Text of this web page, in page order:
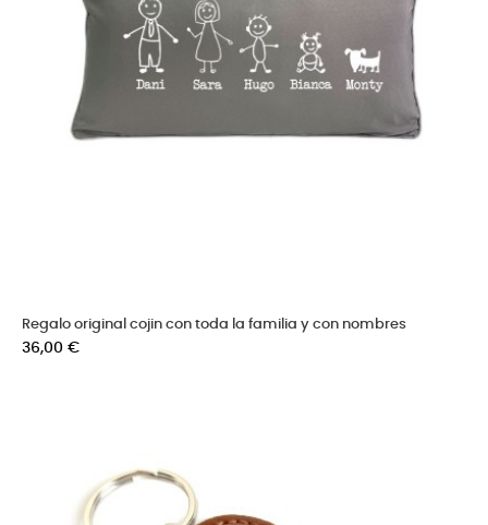
Regalo original cojin con toda la familia y con nombres
Precio
36,00 €